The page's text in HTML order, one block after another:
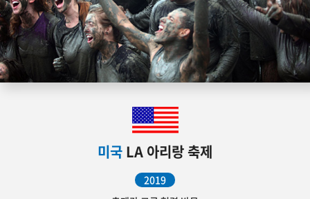
미국 LA 아리랑 축제
2019